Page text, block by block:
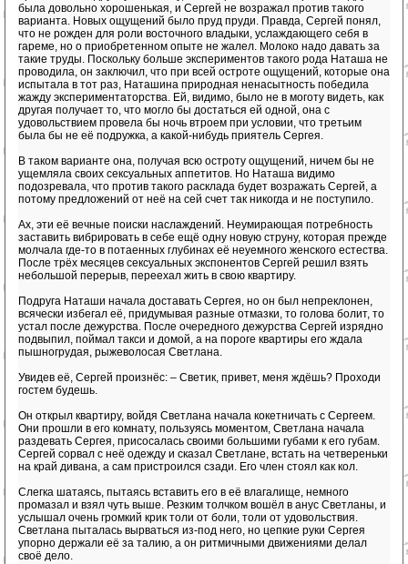
была довольно хорошенькая, и Сергей не возражал против такого
варианта. Новых ощущений было пруд пруди. Правда, Сергей понял,
что не рожден для роли восточного владыки, услаждающего себя в
гареме, но о приобретенном опыте не жалел. Молоко надо давать за
такие труды. Поскольку больше экспериментов такого рода Наташа не
проводила, он заключил, что при всей остроте ощущений, которые она
испытала в тот раз, Наташина природная ненасытность победила
жажду экспериментаторства. Ей, видимо, было не в моготу видеть, как
другая получает то, что могло бы достаться ей одной, она с
удовольствием провела бы ночь втроем при условии, что третьим
была бы не её подружка, а какой-нибудь приятель Сергея.
В таком варианте она, получая всю остроту ощущений, ничем бы не
ущемляла своих сексуальных аппетитов. Но Наташа видимо
подозревала, что против такого расклада будет возражать Сергей, а
потому предложений от неё на сей счет так никогда и не поступило.
Ах, эти её вечные поиски наслаждений. Неумирающая потребность
заставить вибрировать в себе ещё одну новую струну, которая прежде
молчала где-то в потаенных глубинах её неуемного женского естества.
После трёх месяцев сексуальных экспонентов Сергей решил взять
небольшой перерыв, переехал жить в свою квартиру.
Подруга Наташи начала доставать Сергея, но он был непреклонен,
всячески избегал её, придумывая разные отмазки, то голова болит, то
устал после дежурства. После очередного дежурства Сергей изрядно
подвыпил, поймал такси и домой, а на пороге квартиры его ждала
пышногрудая, рыжеволосая Светлана.
Увидев её, Сергей произнёс: – Светик, привет, меня ждёшь? Проходи
гостем будешь.
Он открыл квартиру, войдя Светлана начала кокетничать с Сергеем.
Они прошли в его комнату, пользуясь моментом, Светлана начала
раздевать Сергея, присосалась своими большими губами к его губам.
Сергей сорвал с неё одежду и сказал Светлане, встать на четвереньки
на край дивана, а сам пристроился сзади. Его член стоял как кол.
Слегка шатаясь, пытаясь вставить его в её влагалище, немного
промазал и взял чуть выше. Резким толчком вошёл в анус Светланы, и
услышал очень громкий крик толи от боли, толи от удовольствия.
Светлана пыталась вырваться из-под него, но цепкие руки Сергея
упорно держали её за талию, а он ритмичными движениями делал
своё дело.